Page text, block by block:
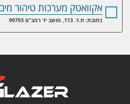
אקוואטק מערכות טיהור
כתובת: ת.ד. 113, מושב יד רמב"ם 99793